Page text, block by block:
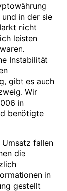
in der sie
nicht
leisten
Instabilität
gibt es auch
Wir
in
benötigte
Umsatz fallen
die
in
gestellt